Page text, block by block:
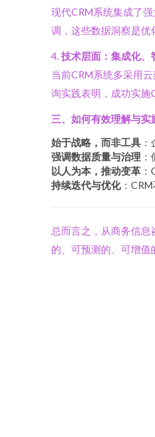
现代CRM系统集成了
调，这些数据洞察是优
4.技术层面：集成化、
当前CRM系统多采用
询实践表明，成功实施
三、如何有效理解与实
始于战略，而非工具
强调数据质量与治理
以人为本，推动变革
持续迭代与优化：
总而言之，从商务信
的、可预测的、可增值